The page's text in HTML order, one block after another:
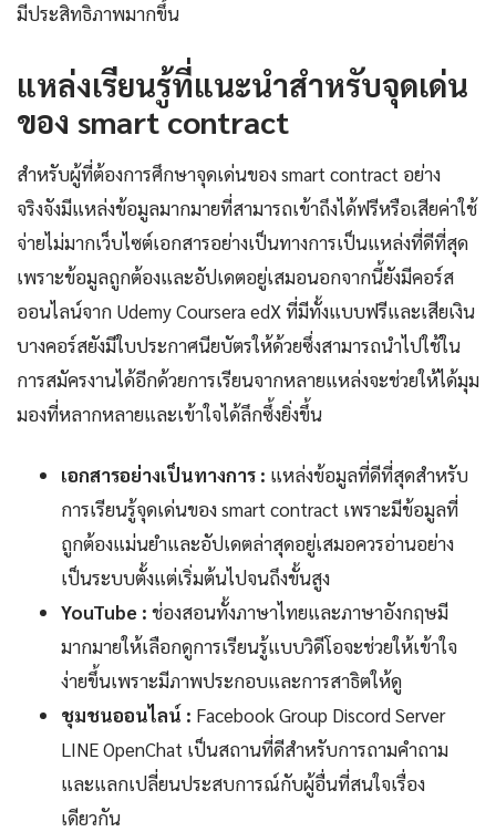
มีประสิทธิภาพมากขึ้น
แหล่งเรียนรู้ที่แนะนำสำหรับจุดเด่น
ของ smart contract
สำหรับผู้ที่ต้องการศึกษาจุดเด่นของ smart contract อย่าง
จริงจังมีแหล่งข้อมูลมากมายที่สามารถเข้าถึงได้ฟรีหรือเสียค่าใช้
จ่ายไม่มากเว็บไซต์เอกสารอย่างเป็นทางการเป็นแหล่งที่ดีที่สุด
เพราะข้อมูลถูกต้องและอัปเดตอยู่เสมอนอกจากนี้ยังมีคอร์ส
ออนไลน์จาก Udemy Coursera edX ที่มีทั้งแบบฟรีและเสียเงิน
บางคอร์สยังมีใบประกาศนียบัตรให้ด้วยซึ่งสามารถนำไปใช้ใน
การสมัครงานได้อีกด้วยการเรียนจากหลายแหล่งจะช่วยให้ได้มุม
มองที่หลากหลายและเข้าใจได้ลึกซึ้งยิ่งขึ้น
เอกสารอย่างเป็นทางการ : แหล่งข้อมูลที่ดีที่สุดสำหรับ
การเรียนรู้จุดเด่นของ smart contract เพราะมีข้อมูลที่
ถูกต้องแม่นยำและอัปเดตล่าสุดอยู่เสมอควรอ่านอย่าง
เป็นระบบตั้งแต่เริ่มต้นไปจนถึงขั้นสูง
YouTube : ช่องสอนทั้งภาษาไทยและภาษาอังกฤษมี
มากมายให้เลือกดูการเรียนรู้แบบวิดีโอจะช่วยให้เข้าใจ
ง่ายขึ้นเพราะมีภาพประกอบและการสาธิตให้ดู
ชุมชนออนไลน์ : Facebook Group Discord Server
LINE OpenChat เป็นสถานที่ดีสำหรับการถามคำถาม
และแลกเปลี่ยนประสบการณ์กับผู้อื่นที่สนใจเรื่อง
เดียวกัน